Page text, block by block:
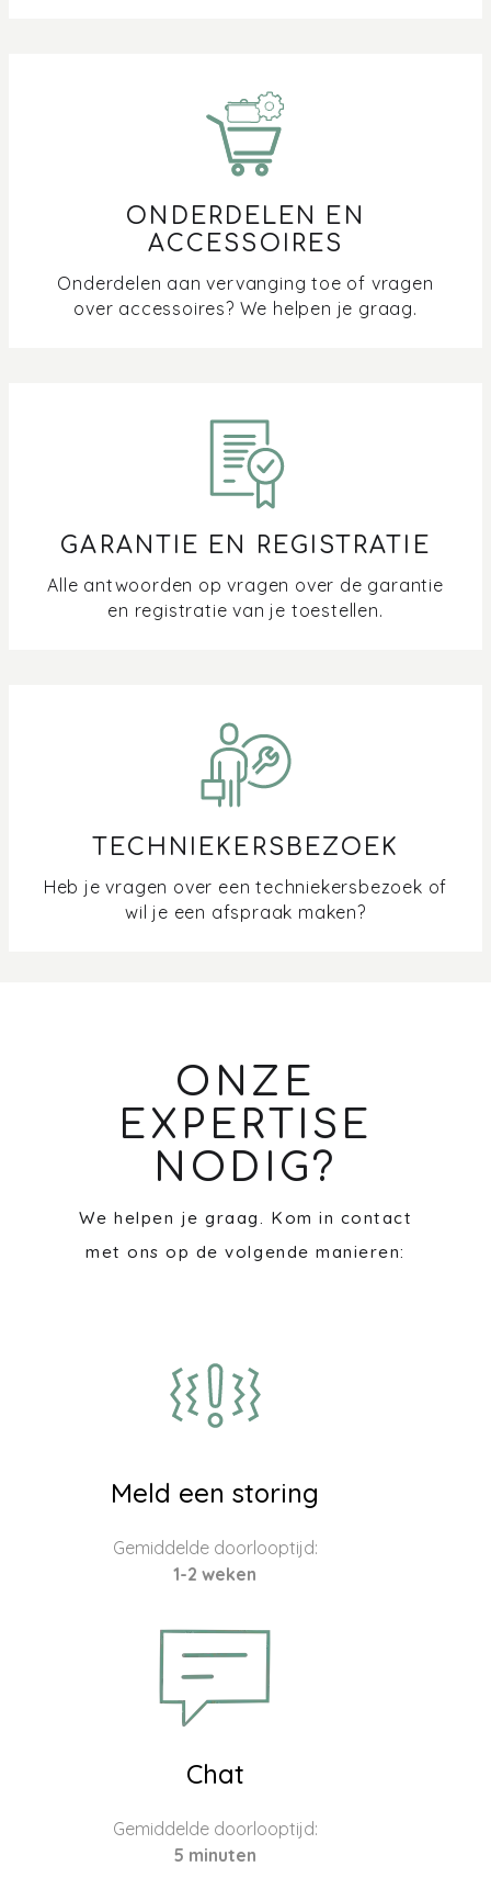
ONDERDELEN EN
ACCESSOIRES
Onderdelen aan vervanging toe of vragen
over accessoires? We helpen je graag.
GARANTIE EN REGISTRATIE
Alle antwoorden op vragen over de garantie
en registratie van je toestellen.
TECHNIEKERSBEZOEK
Heb je vragen over een techniekersbezoek of
wil je een afspraak maken?
ONZE
EXPERTISE
NODIG?
We helpen je graag. Kom in contact
met ons op de volgende manieren:
Meld een storing
Gemiddelde doorlooptijd:
1-2 weken
Chat
Gemiddelde doorlooptijd:
5 minuten